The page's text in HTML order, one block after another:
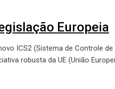
Europeia
ICS2 (Sistema de Controle
robusta da UE (União